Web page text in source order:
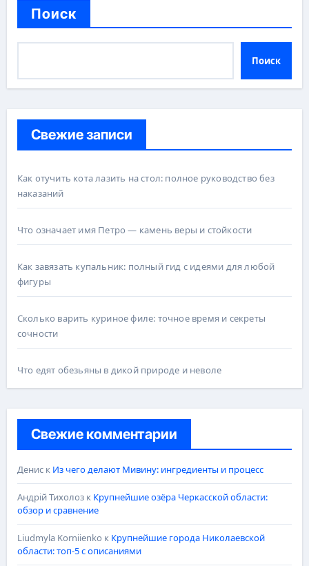
Поиск
Поиск
Свежие записи
Как отучить кота лазить на стол: полное руководство без
наказаний
Что означает имя Петро — камень веры и стойкости
Как завязать купальник: полный гид с идеями для любой
фигуры
Сколько варить куриное филе: точное время и секреты
сочности
Что едят обезьяны в дикой природе и неволе
Свежие комментарии
Дениск Из чего делают Мивину: ингредиенты и процесс
Андрій Тихолозк Крупнейшие озёра Черкасской области:
обзор и сравнение
Liudmyla Korniienko к Крупнейшие города Николаевской
области: топ-5 с описаниями